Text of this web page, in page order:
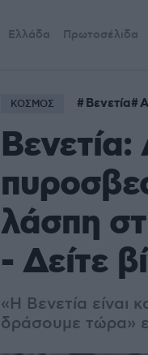
Ελλάδα Πρωτοσέλιδα
ΚΟΣΜΟΣ Βενετία
Βενετία:
λάσπη
- Δείτε
«Η Βενετία είναι
δράσουμε τώρα»